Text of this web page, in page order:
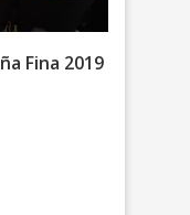
Fina 2019